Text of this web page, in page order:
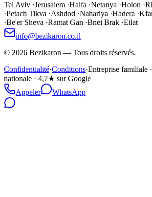
Tel Aviv ·Jerusalem ·Haifa ·Netanya ·Holon ·
·Petach Tikva ·Ashdod ·Nahariya ·Hadera ·
·Be'er Sheva ·Ramat Gan ·Bnei Brak ·Eilat
info@bezikaron.co.il
© 2026 Bezikaron — Tous droits réservés.
Confidentialité·Conditions·Entreprise familiale
nationale · 4,7★ sur Google
Appeler
WhatsApp